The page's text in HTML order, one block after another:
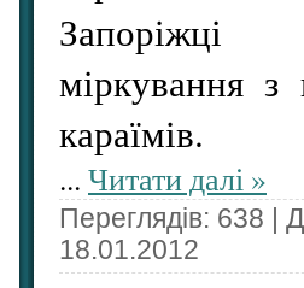
міркування
караїмів.
... Читати далі »
Переглядів: 638 |
18.01.2012